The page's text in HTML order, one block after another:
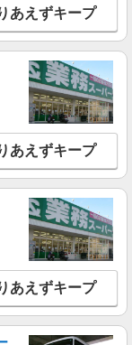
規定あり） ゜
+゜ 入社祝い金10
○。・゜+゜
細を見る
・能力による） ※
規定あり） ゜
+゜ 入社祝い金10
○。・゜+゜
細を見る
あえずキープ
あえずキープ
あえずキープ